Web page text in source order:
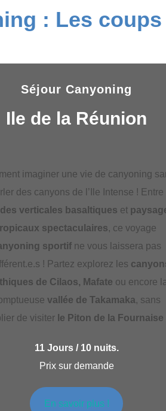
: Les coups
Séjour Canyoning
Ile de la Réunion
imaginer une vie de canyoning
des canyons de l’Ile Intense ! Entre
verticales basaltiques et
spectaculaires, ce voyage
sportif ne vous laissera pas
! Partez explorez les
de Cilaos, Mafate ou encore
vallée de Takamaka, sans
de visiter le Piton de la Fournaise
11 Jours / 10 nuits.
Prix sur demande
En savoir plus !